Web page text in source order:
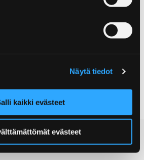
Näytä tiedot
kaikki evästeet
evästeet
peruuntuneesta keväästä.